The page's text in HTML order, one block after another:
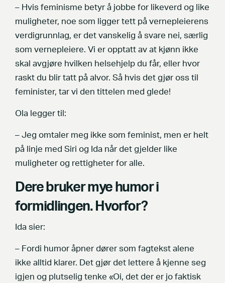
– Hvis feminisme betyr å jobbe for likeverd og like
muligheter, noe som ligger tett på vernepleierens
verdigrunnlag, er det vanskelig å svare nei, særlig
som vernepleiere. Vi er opptatt av at kjønn ikke
skal avgjøre hvilken helsehjelp du får, eller hvor
raskt du blir tatt på alvor. Så hvis det gjør oss til
feminister, tar vi den tittelen med glede!
Ola legger til:
– Jeg omtaler meg ikke som feminist, men er helt
på linje med Siri og Ida når det gjelder like
muligheter og rettigheter for alle.
Dere bruker mye humor i
formidlingen. Hvorfor?
Ida sier:
– Fordi humor åpner dører som fagtekst alene
ikke alltid klarer. Det gjør det lettere å kjenne seg
igjen og plutselig tenke «Oi, det der er jo faktisk